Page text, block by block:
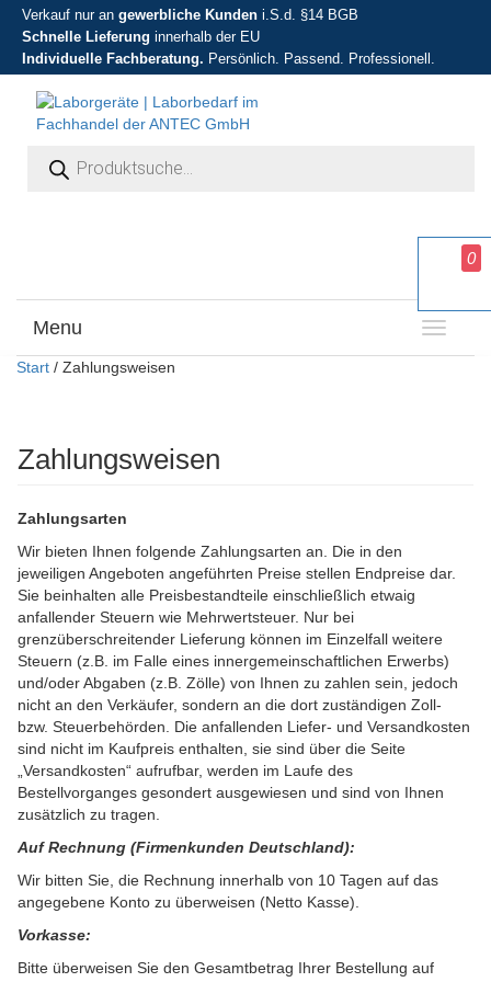
Verkauf nur an gewerbliche Kunden i.S.d. §14 BGB
Schnelle Lieferung innerhalb der EU
Individuelle Fachberatung. Persönlich. Passend. Professionell.
T
o
a
o
n
Menu
Start / Zahlungsweisen
Zahlungsweisen
Zahlungsarten
Wir bieten Ihnen folgende Zahlungsarten an. Die in den
jeweiligen Angeboten angeführten Preise stellen Endpreise dar.
Sie beinhalten alle Preisbestandteile einschließlich etwaig
anfallender Steuern wie Mehrwertsteuer. Nur bei
grenzüberschreitender Lieferung können im Einzelfall weitere
Steuern (z.B. im Falle eines innergemeinschaftlichen Erwerbs)
und/oder Abgaben (z.B. Zölle) von Ihnen zu zahlen sein, jedoch
nicht an den Verkäufer, sondern an die dort zuständigen Zoll-
bzw. Steuerbehörden. Die anfallenden Liefer- und Versandkosten
sind nicht im Kaufpreis enthalten, sie sind über die Seite
„Versandkosten“ aufrufbar, werden im Laufe des
Bestellvorganges gesondert ausgewiesen und sind von Ihnen
zusätzlich zu tragen.
Auf Rechnung (Firmenkunden Deutschland):
Wir bitten Sie, die Rechnung innerhalb von 10 Tagen auf das
angegebene Konto zu überweisen (Netto Kasse).
Vorkasse:
Bitte überweisen Sie den Gesamtbetrag Ihrer Bestellung auf
0